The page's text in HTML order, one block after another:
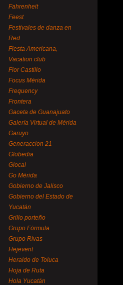
Fahrenheit
Feest
Festivales de danza en
Red
Fiesta Americana,
Vacation club
Flor Castillo
Focus Mérida
Frequency
Frontera
Gaceta de Guanajuato
Galería Virtual de Mérida
Garuyo
Generaccion 21
Globedia
Glocal
Go Mérida
Gobierno de Jalisco
Gobierno del Estado de
Yucatán
Grillo porteño
Grupo Fórmula
Grupo Rivas
Hejevent
Heraldo de Toluca
Hoja de Ruta
Hola Yucatán